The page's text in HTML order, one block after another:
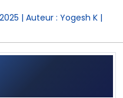
• étude de cas
| Auteur : Yogesh K|